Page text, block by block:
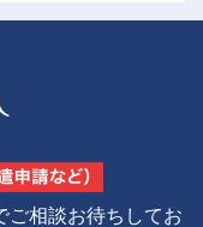
ご相談お待ちしてお